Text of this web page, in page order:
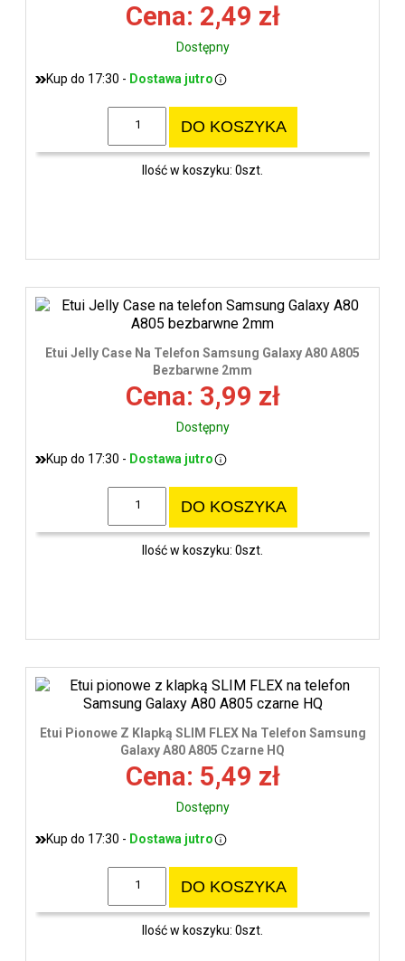
Cena: 2,49 zł
Dostępny
Kup do 17:30 - Dostawa jutro
DO KOSZYKA
Ilość w koszyku: 0szt.
Etui Jelly Case Na Telefon Samsung Galaxy A80 A805
Bezbarwne 2mm
Cena: 3,99 zł
Dostępny
Kup do 17:30 - Dostawa jutro
DO KOSZYKA
Ilość w koszyku: 0szt.
Etui Pionowe Z Klapką SLIM FLEX Na Telefon Samsung
Galaxy A80 A805 Czarne HQ
Cena: 5,49 zł
Dostępny
Kup do 17:30 - Dostawa jutro
DO KOSZYKA
Ilość w koszyku: 0szt.